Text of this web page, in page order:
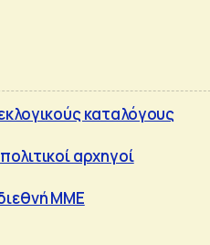
καταλόγους
αρχηγοί
ΜΜΕ